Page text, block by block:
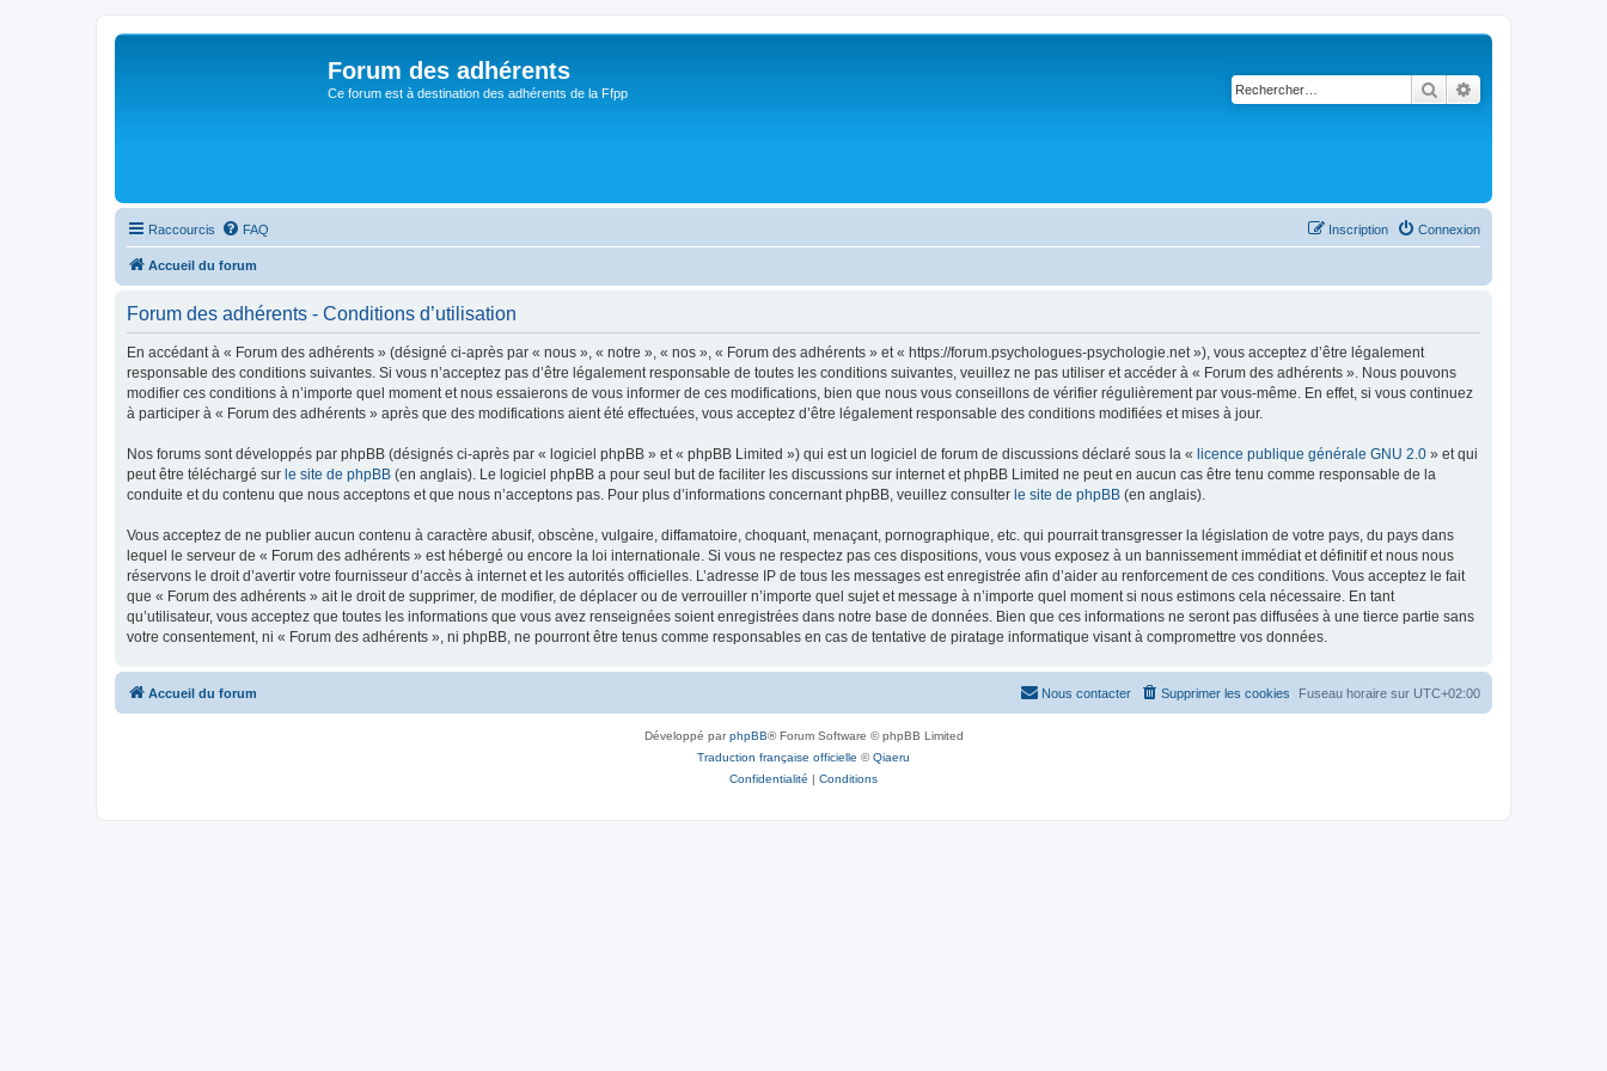
Forum des adhérents
Ce forum est à destination des adhérents de la Ffpp Rechercher
Raccourcis FAQ Connexion
Inscription
Accueil du forum
Forum des adhérents - Conditions d’utilisation
En accédant à « Forum des adhérents » (désigné ci-après par « nous », « notre », « nos », « Forum des adhérents » et « https://forum.psychologues-psychologie.net »), vous acceptez d’être légalement
responsable des conditions suivantes. Si vous n’acceptez pas d’être légalement responsable de toutes les conditions suivantes, veuillez ne pas utiliser et accéder à « Forum des adhérents ». Nous pouvons
modifier ces conditions à n’importe quel moment et nous essaierons de vous informer de ces modifications, bien que nous vous conseillons de vérifier régulièrement par vous-même. En effet, si vous continuez
à participer à « Forum des adhérents » après que des modifications aient été effectuées, vous acceptez d’être légalement responsable des conditions modifiées et mises à jour.
Nos forums sont développés par phpBB (désignés ci-après par « logiciel phpBB » et « phpBB Limited ») qui est un logiciel de forum de discussions déclaré sous la « licence publique générale GNU 2.0 » et qui
peut être téléchargé sur le site de phpBB (en anglais). Le logiciel phpBB a pour seul but de faciliter les discussions sur internet et phpBB Limited ne peut en aucun cas être tenu comme responsable de la
conduite et du contenu que nous acceptons et que nous n’acceptons pas. Pour plus d’informations concernant phpBB, veuillez consulter le site de phpBB (en anglais).
Vous acceptez de ne publier aucun contenu à caractère abusif, obscène, vulgaire, diffamatoire, choquant, menaçant, pornographique, etc. qui pourrait transgresser la législation de votre pays, du pays dans
lequel le serveur de « Forum des adhérents » est hébergé ou encore la loi internationale. Si vous ne respectez pas ces dispositions, vous vous exposez à un bannissement immédiat et définitif et nous nous
réservons le droit d’avertir votre fournisseur d’accès à internet et les autorités officielles. L’adresse IP de tous les messages est enregistrée afin d’aider au renforcement de ces conditions. Vous acceptez le fait
que « Forum des adhérents » ait le droit de supprimer, de modifier, de déplacer ou de verrouiller n’importe quel sujet et message à n’importe quel moment si nous estimons cela nécessaire. En tant
qu’utilisateur, vous acceptez que toutes les informations que vous avez renseignées soient enregistrées dans notre base de données. Bien que ces informations ne seront pas diffusées à une tierce partie sans
votre consentement, ni « Forum des adhérents », ni phpBB, ne pourront être tenus comme responsables en cas de tentative de piratage informatique visant à compromettre vos données.
Accueil du forum Fuseau horaire sur UTC+02:00
Supprimer les cookies
Nous contacter
Développé parphpBB® Forum Software © phpBB Limited
Traduction française officielle ©Qiaeru
Confidentialité | Conditions